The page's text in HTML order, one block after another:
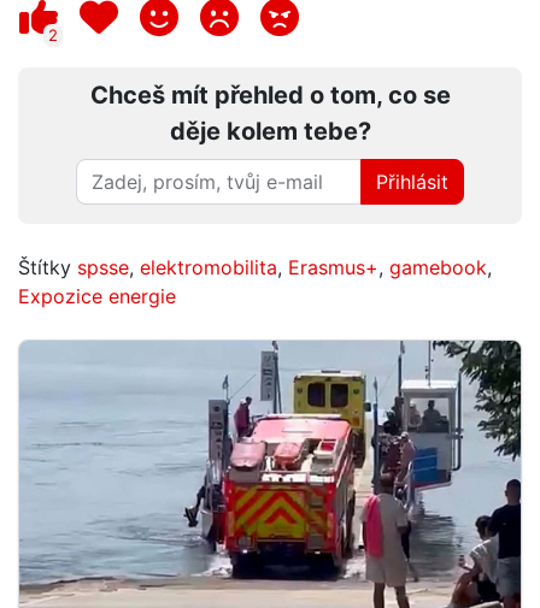
2
Chceš mít přehled o tom, co se
děje kolem tebe?
Přihlásit
Štítky spsse, elektromobilita, Erasmus+, gamebook,
Expozice energie